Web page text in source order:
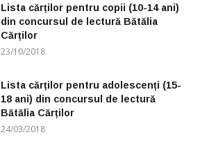
Lista cărților pentru copii (10-14 ani)
din concursul de lectură Bătălia
Cărților
23/10/2018
Lista cărților pentru adolescenți (15-
18 ani) din concursul de lectură
Bătălia Cărților
24/03/2018